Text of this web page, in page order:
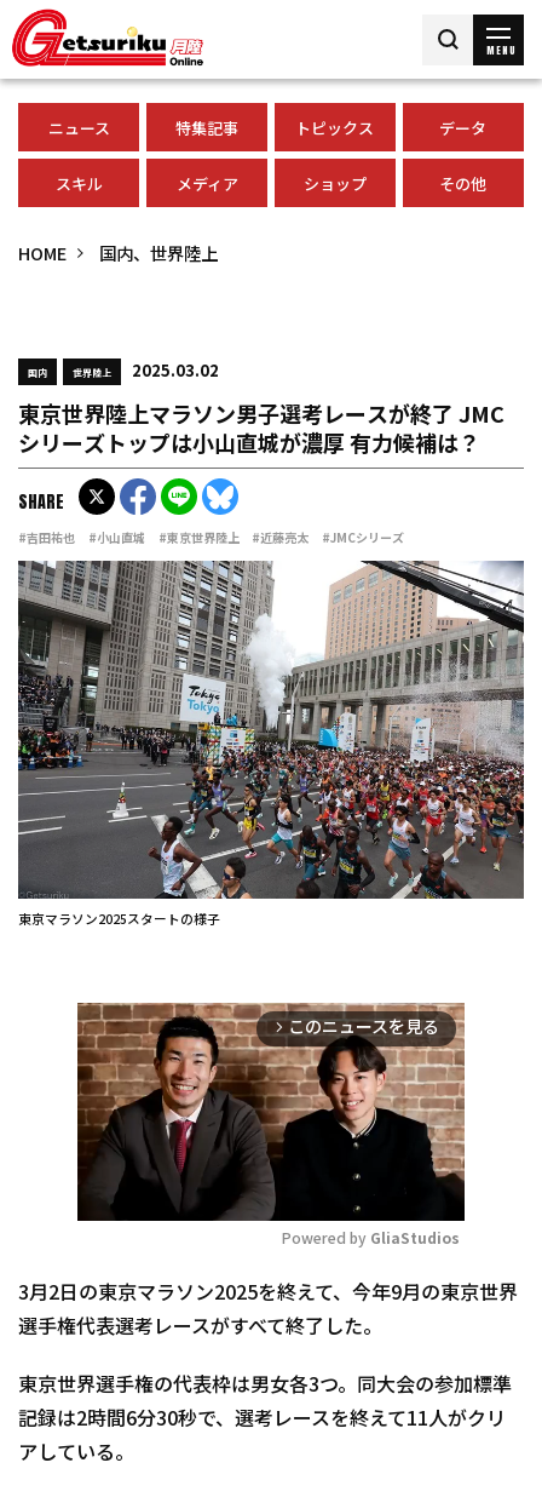
MENU
ニュース 特集記事 トピックス データ
スキル メディア ショップ その他
HOME 国内、世界陸上
国内 世界陸上 2025.03.02
東京世界陸上マラソン男子選考レースが終了 JMC
シリーズトップは小山直城が濃厚 有力候補は？
#吉田祐也 #小山直城 #東京世界陸上 #近藤亮太 #JMCシリーズ
SHARE
東京マラソン2025スタートの様子
arrow_forward_ios このニュースを見る
Mute
Powered by GliaStudios
3月2日の東京マラソン2025を終えて、今年9月の東京世界
選手権代表選考レースがすべて終了した。
東京世界選手権の代表枠は男女各3つ。同大会の参加標準
記録は2時間6分30秒で、選考レースを終えて11人がクリ
アしている。